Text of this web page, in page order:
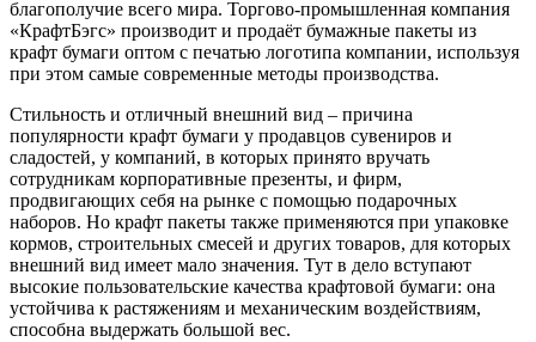
благополучие всего мира. Торгово-промышленная компания
«КрафтБэгс» производит и продаёт бумажные пакеты из
крафт бумаги оптом с печатью логотипа компании, используя
при этом самые современные методы производства.
Стильность и отличный внешний вид – причина
популярности крафт бумаги у продавцов сувениров и
сладостей, у компаний, в которых принято вручать
сотрудникам корпоративные презенты, и фирм,
продвигающих себя на рынке с помощью подарочных
наборов. Но крафт пакеты также применяются при упаковке
кормов, строительных смесей и других товаров, для которых
внешний вид имеет мало значения. Тут в дело вступают
высокие пользовательские качества крафтовой бумаги: она
устойчива к растяжениям и механическим воздействиям,
способна выдержать большой вес.